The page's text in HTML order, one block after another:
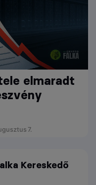
elmaradt
7.
Kereskedő